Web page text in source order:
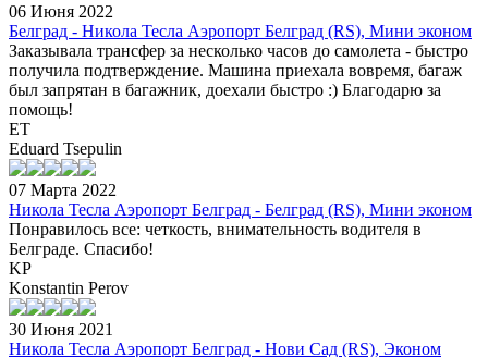
06 Июня 2022
Белград - Никола Тесла Аэропорт Белград (RS), Мини эконом
Заказывала трансфер за несколько часов до самолета - быстро
получила подтверждение. Машина приехала вовремя, багаж
был запрятан в багажник, доехали быстро :) Благодарю за
помощь!
ET
Eduard Tsepulin
07 Марта 2022
Никола Тесла Аэропорт Белград - Белград (RS), Мини эконом
Понравилось все: четкость, внимательность водителя в
Белграде. Спасибо!
KP
Konstantin Perov
30 Июня 2021
Никола Тесла Аэропорт Белград - Нови Сад (RS), Эконом